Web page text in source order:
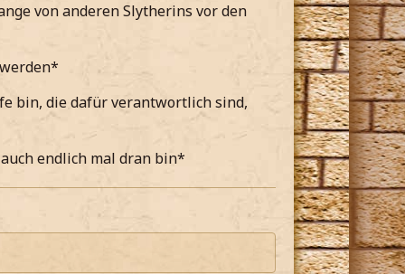
von anderen Slytherins vor den
bin, die dafür verantwortlich sind,
endlich mal dran bin*